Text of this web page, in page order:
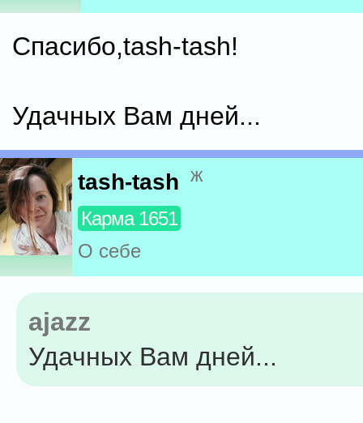
Спасибо,tash-tash!
Удачных Вам дней...
tash-tash ж
Карма 1651
О себе
ajazz
Удачных Вам дней...